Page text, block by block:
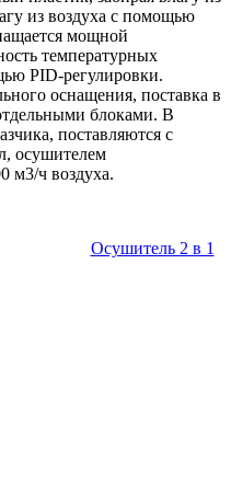
из воздуха с помощью
мощной
температурных
PID-регулировки.
оснащения, поставка в
блоками. В
поставляются с
осушителем
м3/ч воздуха.